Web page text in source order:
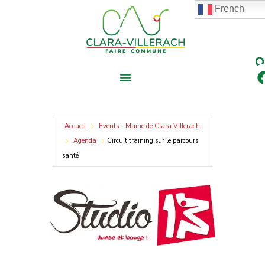
Accueil
Events - Mairie de Clara Villerach
Agenda
Circuit training sur le parcours
santé
French